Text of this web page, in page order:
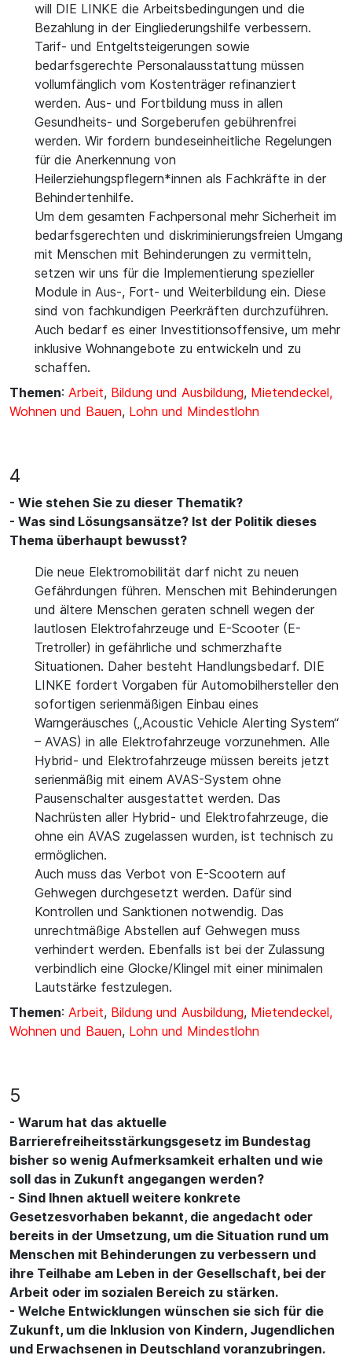
will DIE LINKE die Arbeitsbedingungen und die
Bezahlung in der Eingliederungshilfe verbessern.
Tarif- und Entgeltsteigerungen sowie
bedarfsgerechte Personalausstattung müssen
vollumfänglich vom Kostenträger refinanziert
werden. Aus- und Fortbildung muss in allen
Gesundheits- und Sorgeberufen gebührenfrei
werden. Wir fordern bundeseinheitliche Regelungen
für die Anerkennung von
Heilerziehungspflegern*innen als Fachkräfte in der
Behindertenhilfe.
Um dem gesamten Fachpersonal mehr Sicherheit im
bedarfsgerechten und diskriminierungsfreien Umgang
mit Menschen mit Behinderungen zu vermitteln,
setzen wir uns für die Implementierung spezieller
Module in Aus-, Fort- und Weiterbildung ein. Diese
sind von fachkundigen Peerkräften durchzuführen.
Auch bedarf es einer Investitionsoffensive, um mehr
inklusive Wohnangebote zu entwickeln und zu
schaffen.
Themen: Arbeit, Bildung und Ausbildung, Mietendeckel,
Wohnen und Bauen, Lohn und Mindestlohn
4
- Wie stehen Sie zu dieser Thematik?
- Was sind Lösungsansätze? Ist der Politik dieses
Thema überhaupt bewusst?
Die neue Elektromobilität darf nicht zu neuen
Gefährdungen führen. Menschen mit Behinderungen
und ältere Menschen geraten schnell wegen der
lautlosen Elektrofahrzeuge und E-Scooter (E-
Tretroller) in gefährliche und schmerzhafte
Situationen. Daher besteht Handlungsbedarf. DIE
LINKE fordert Vorgaben für Automobilhersteller den
sofortigen serienmäßigen Einbau eines
Warngeräusches („Acoustic Vehicle Alerting System“
– AVAS) in alle Elektrofahrzeuge vorzunehmen. Alle
Hybrid- und Elektrofahrzeuge müssen bereits jetzt
serienmäßig mit einem AVAS-System ohne
Pausenschalter ausgestattet werden. Das
Nachrüsten aller Hybrid- und Elektrofahrzeuge, die
ohne ein AVAS zugelassen wurden, ist technisch zu
ermöglichen.
Auch muss das Verbot von E-Scootern auf
Gehwegen durchgesetzt werden. Dafür sind
Kontrollen und Sanktionen notwendig. Das
unrechtmäßige Abstellen auf Gehwegen muss
verhindert werden. Ebenfalls ist bei der Zulassung
verbindlich eine Glocke/Klingel mit einer minimalen
Lautstärke festzulegen.
Themen: Arbeit, Bildung und Ausbildung, Mietendeckel,
Wohnen und Bauen, Lohn und Mindestlohn
5
- Warum hat das aktuelle
Barrierefreiheitsstärkungsgesetz im Bundestag
bisher so wenig Aufmerksamkeit erhalten und wie
soll das in Zukunft angegangen werden?
- Sind Ihnen aktuell weitere konkrete
Gesetzesvorhaben bekannt, die angedacht oder
bereits in der Umsetzung, um die Situation rund um
Menschen mit Behinderungen zu verbessern und
ihre Teilhabe am Leben in der Gesellschaft, bei der
Arbeit oder im sozialen Bereich zu stärken.
- Welche Entwicklungen wünschen sie sich für die
Zukunft, um die Inklusion von Kindern, Jugendlichen
und Erwachsenen in Deutschland voranzubringen.